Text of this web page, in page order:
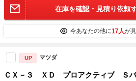
在庫を確認・見積り依頼
今あなたの他に17人が
UP マツダ
ＣＸ－３ ＸＤ プロアクティブ Ｓ